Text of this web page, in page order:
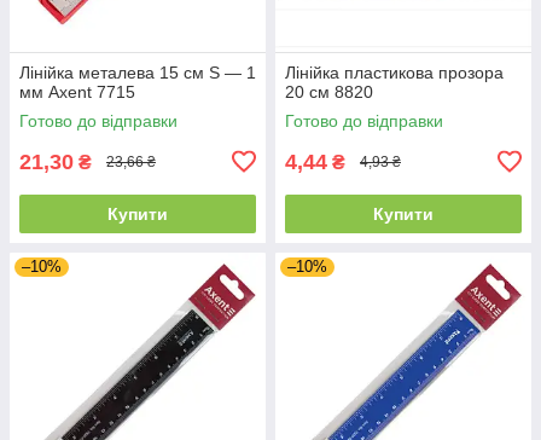
Лінійка металева 15 см S — 1
мм Axent 7715
Готово до відправки
21,30 ₴ 23,66 ₴
Купити
Лінійка пластикова прозора
20 см 8820
Готово до відправки
4,44 ₴ 4,93 ₴
Купити
–10% –10%